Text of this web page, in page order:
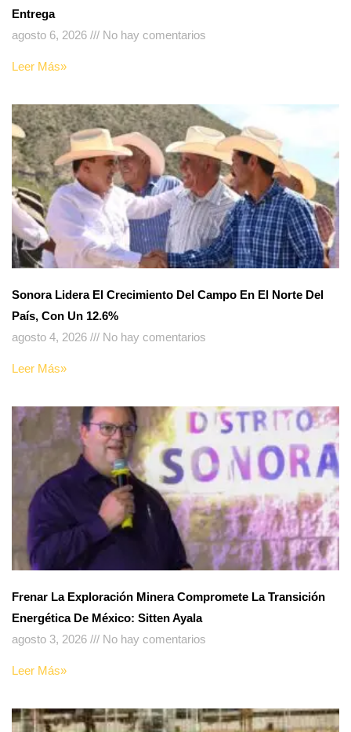
Entrega
agosto 6, 2026
No hay comentarios
Leer Más»
Sonora Lidera El Crecimiento Del Campo En El Norte Del
País, Con Un 12.6%
agosto 4, 2026
No hay comentarios
Leer Más»
Frenar La Exploración Minera Compromete La Transición
Energética De México: Sitten Ayala
agosto 3, 2026
No hay comentarios
Leer Más»